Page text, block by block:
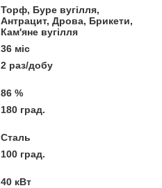
Торф, Буре вугілля,
Антрацит, Дрова, Брикети,
Кам'яне вугілля
36 міс
2 раз/добу
86 %
180 град.
Сталь
100 град.
40 кВт